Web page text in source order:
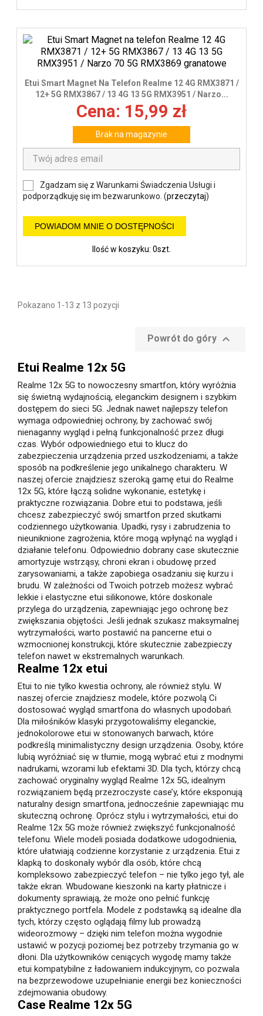
Etui Smart Magnet Na Telefon Realme 12 4G RMX3871 /
12+ 5G RMX3867 / 13 4G 13 5G RMX3951 / Narzo...
Cena: 15,99 zł
Brak na magazynie
Zgadzam się z Warunkami Świadczenia Usługi i
podporządkuję się im bezwarunkowo. (przeczytaj)
POWIADOM MNIE O DOSTĘPNOŚCI
Ilość w koszyku: 0szt.
Pokazano 1-13 z 13 pozycji
Powrót do góry 
Etui Realme 12x 5G
Realme 12x 5G to nowoczesny smartfon, który wyróżnia
się świetną wydajnością, eleganckim designem i szybkim
dostępem do sieci 5G. Jednak nawet najlepszy telefon
wymaga odpowiedniej ochrony, by zachować swój
nienaganny wygląd i pełną funkcjonalność przez długi
czas. Wybór odpowiedniego etui to klucz do
zabezpieczenia urządzenia przed uszkodzeniami, a także
sposób na podkreślenie jego unikalnego charakteru. W
naszej ofercie znajdziesz szeroką gamę etui do Realme
12x 5G, które łączą solidne wykonanie, estetykę i
praktyczne rozwiązania. Dobre etui to podstawa, jeśli
chcesz zabezpieczyć swój smartfon przed skutkami
codziennego użytkowania. Upadki, rysy i zabrudzenia to
nieuniknione zagrożenia, które mogą wpłynąć na wygląd i
działanie telefonu. Odpowiednio dobrany case skutecznie
amortyzuje wstrząsy, chroni ekran i obudowę przed
zarysowaniami, a także zapobiega osadzaniu się kurzu i
brudu. W zależności od Twoich potrzeb możesz wybrać
lekkie i elastyczne etui silikonowe, które doskonale
przylega do urządzenia, zapewniając jego ochronę bez
zwiększania objętości. Jeśli jednak szukasz maksymalnej
wytrzymałości, warto postawić na pancerne etui o
wzmocnionej konstrukcji, które skutecznie zabezpieczy
telefon nawet w ekstremalnych warunkach.
Realme 12x etui
Etui to nie tylko kwestia ochrony, ale również stylu. W
naszej ofercie znajdziesz modele, które pozwolą Ci
dostosować wygląd smartfona do własnych upodobań.
Dla miłośników klasyki przygotowaliśmy eleganckie,
jednokolorowe etui w stonowanych barwach, które
podkreślą minimalistyczny design urządzenia. Osoby, które
lubią wyróżniać się w tłumie, mogą wybrać etui z modnymi
nadrukami, wzorami lub efektami 3D. Dla tych, którzy chcą
zachować oryginalny wygląd Realme 12x 5G, idealnym
rozwiązaniem będą przezroczyste case’y, które eksponują
naturalny design smartfona, jednocześnie zapewniając mu
skuteczną ochronę. Oprócz stylu i wytrzymałości, etui do
Realme 12x 5G może również zwiększyć funkcjonalność
telefonu. Wiele modeli posiada dodatkowe udogodnienia,
które ułatwiają codzienne korzystanie z urządzenia. Etui z
klapką to doskonały wybór dla osób, które chcą
kompleksowo zabezpieczyć telefon – nie tylko jego tył, ale
także ekran. Wbudowane kieszonki na karty płatnicze i
dokumenty sprawiają, że może ono pełnić funkcję
praktycznego portfela. Modele z podstawką są idealne dla
tych, którzy często oglądają filmy lub prowadzą
wideorozmowy – dzięki nim telefon można wygodnie
ustawić w pozycji poziomej bez potrzeby trzymania go w
dłoni. Dla użytkowników ceniących wygodę mamy także
etui kompatybilne z ładowaniem indukcyjnym, co pozwala
na bezprzewodowe uzupełnianie energii bez konieczności
zdejmowania obudowy.
Case Realme 12x 5G